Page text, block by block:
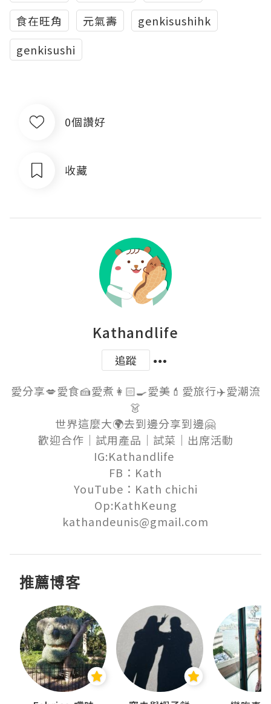
食在旺角
元氣壽
genkisushihk
genkisushi
0個讚好
收藏
Kathandlife
追蹤
愛分享💋愛食🍰愛煮👩🏻‍🍳愛美💄愛旅行✈️愛潮流
👗
世界這麼大🌍去到邊分享到邊🤗
歡迎合作｜試用產品｜試菜｜出席活動
IG:Kathandlife
FB：Kath
YouTube：Kath chichi
Op:KathKeung
kathandeunis@gmail.com
推薦博客